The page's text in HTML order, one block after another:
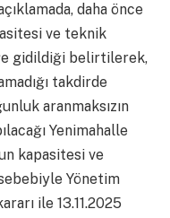
daha önce
ve teknik
gidildiği belirtilerek,
takdirde
aranmaksızın
Yenimahalle
kapasitesi ve
Yönetim
ile 13.11.2025